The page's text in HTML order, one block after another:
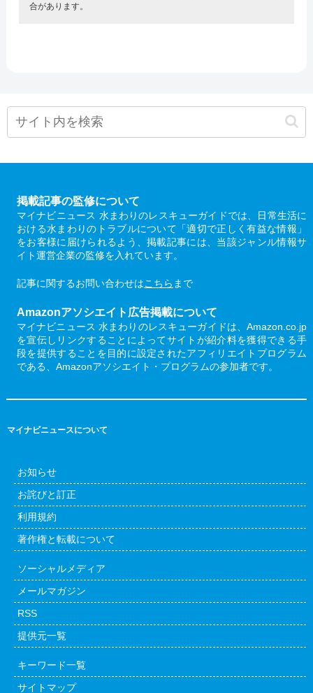
合があります。
掲載記事の監修について
マイナビニュース 水まわりのレスキューガイドでは、日常生活に
おける水まわりのトラブルについて「適切で正しく有益な情報」
をお客様に届けられるよう、掲載記事には、当該ジャンル情報サ
イト運営企業の監修を入れています。
記事に関するお問い合わせはこちら まで
Amazonアソシエイト広告掲載について
マイナビニュース 水まわりのレスキューガイドは、Amazon.co.jp
を宣伝しリンクすることによってサイトが紹介料を獲得できる手
段を提供することを目的に設定されたアフィリエイトプログラム
である、Amazonアソシエイト・プログラムの参加者です。
マイナビニュースについて
お知らせ
お詫びと訂正
利用規約
著作権と転載について
ソーシャルメディア
メールマガジン
RSS
提供元一覧
キーワード一覧
サイトマップ